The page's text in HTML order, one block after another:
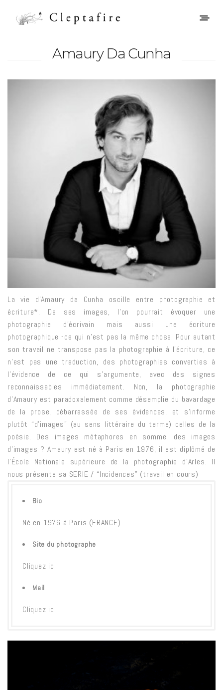
Amaury Da Cunha
La vie d’Amaury da Cunha oscille entre photographie et
écriture*. De ses images, l’on pourrait évoquer une
photographie d’écrivain mais aussi une écriture
photographique -ce qui n’est pas la même chose. Pour autant
son travail ne transpose pas la photographie à l’écriture, ce
n’est pas une traduction, des photographies converties à
l’évidence de ce qui s’argumente, avec des signes
reconnaissables immédiatement. Non, la photographie
d’Amaury est paradoxalement comme désemplie du bavardage
de la prose, débarrassée de ses évidences, et s’informe
plutôt “d’images” (au sens littéraire du terme) celles de la
poésie. Des images métaphores en somme, des images
d’images ? Amaury est né à Paris en 1976, il est diplômé de
l’École Nationale supérieure de la photographie d’Arles. Il
nous présente sa SERIE / “Incidences” (travail en cours)
Bio
Né en 1976 à Paris (FRANCE)
Site du photographe
Cliquez ici
Mail
Cliquez ici